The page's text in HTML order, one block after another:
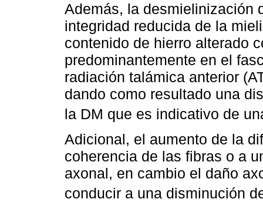
Además, la desmielinización
integridad reducida de la
contenido de hierro alterado
predominantemente en el
radiación talámica anterior
dando como resultado una
la DM que es indicativo de
Adicional, el aumento de la
coherencia de las fibras o a
axonal, en cambio el daño
conducir a una disminución